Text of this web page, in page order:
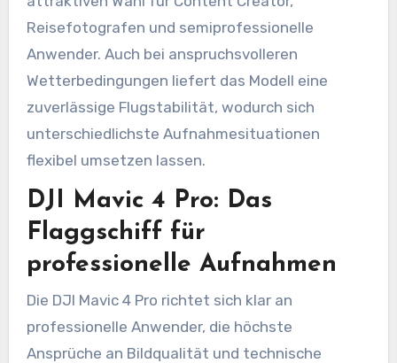
Reisefotografen und semiprofessionelle
Anwender. Auch bei anspruchsvolleren
Wetterbedingungen liefert das Modell eine
zuverlässige Flugstabilität, wodurch sich
unterschiedlichste Aufnahmesituationen
flexibel umsetzen lassen.
DJI Mavic 4 Pro: Das
Flaggschiff für
professionelle Aufnahmen
Die DJI Mavic 4 Pro richtet sich klar an
professionelle Anwender, die höchste
Ansprüche an Bildqualität und technische